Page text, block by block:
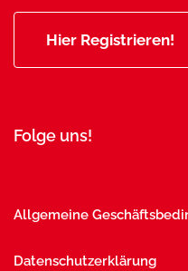
Hier Registrieren!
Folge uns!
Allgemeine
Datenschutzerklärung